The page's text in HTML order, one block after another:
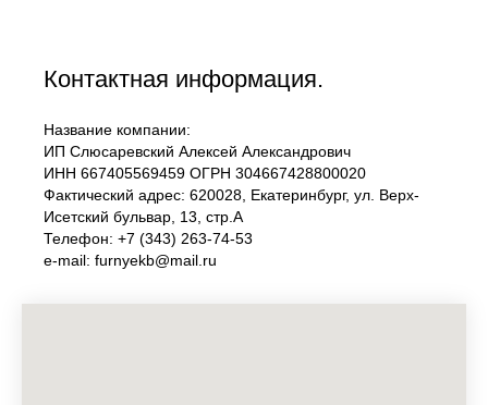
Контактная информация.
Название компании:
ИП Слюсаревский Алексей Александрович
ИНН 667405569459 ОГРН 304667428800020
Фактический адрес: 620028, Екатеринбург, ул. Верх-
Исетский бульвар, 13, стр.А
Телефон: +7 (343) 263-74-53
e-mail: furnyekb@mail.ru